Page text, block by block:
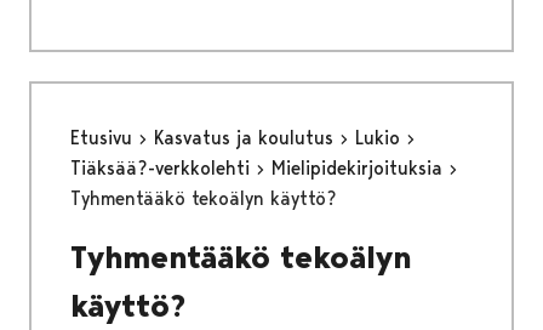
Etusivu Kasvatus ja koulutus
Lukio
Tiäksää?-verkkolehti
Mielipidekirjoituksia
Tyhmentääkö tekoälyn käyttö?
Tyhmentääkö tekoälyn
käyttö?